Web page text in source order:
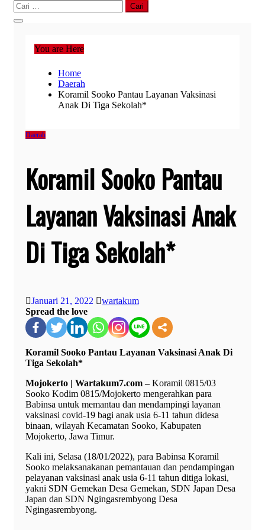
Cari
untuk:
You are Here
Home
Daerah
Koramil Sooko Pantau Layanan Vaksinasi
Anak Di Tiga Sekolah*
Daerah
Koramil Sooko Pantau
Layanan Vaksinasi Anak
Di Tiga Sekolah*
Januari 21, 2022
wartakum
Spread the love
Koramil Sooko Pantau Layanan Vaksinasi Anak Di
Tiga Sekolah*
Mojokerto | Wartakum7.com –Koramil 0815/03
Sooko Kodim 0815/Mojokerto mengerahkan para
Babinsa untuk memantau dan mendampingi layanan
vaksinasi covid-19 bagi anak usia 6-11 tahun didesa
binaan, wilayah Kecamatan Sooko, Kabupaten
Mojokerto, Jawa Timur.
Kali ini, Selasa (18/01/2022), para Babinsa Koramil
Sooko melaksanakanan pemantauan dan pendampingan
pelayanan vaksinasi anak usia 6-11 tahun ditiga lokasi,
yakni SDN Gemekan Desa Gemekan, SDN Japan Desa
Japan dan SDN Ngingasrembyong Desa
Ngingasrembyong.